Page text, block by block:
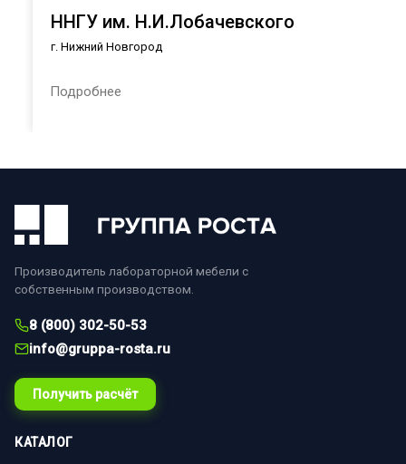
ННГУ им. Н.И.Лобачевского
г. Нижний Новгород
Подробнее
Производитель лабораторной мебели с
собственным производством.
8 (800) 302-50-53
info@gruppa-rosta.ru
Получить расчёт
КАТАЛОГ